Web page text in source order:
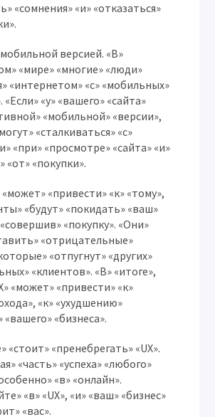
«сомнения» «и» «отказаться»
версией. «В»
«мире» «многие» «люди»
«интернетом» «с» «мобильных»
«Если» «у» «вашего» «сайта»
«мобильной» «версии»,
«сталкиваться» «с»
«при» «просмотре» «сайта» «и»
«от» «покупки».
«привести» «к» «тому»,
«будут» «покидать» «ваш»
«покупку». «Они»
«отрицательные»
«отпугнут» «других»
«клиентов». «В» «итоге»,
«может» «привести» «к»
«к» «ухудшению»
«бизнеса».
«стоит» «пренебрегать» «UX».
«часть» «успеха» «любого»
«в» «онлайн».
«в» «UX», «и» «ваш» «бизнес»
«вас».